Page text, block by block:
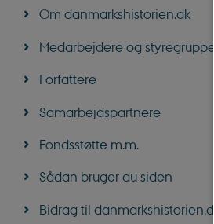
Om danmarkshistorien.dk
Medarbejdere og styregruppe
Forfattere
Samarbejdspartnere
Fondsstøtte m.m.
Sådan bruger du siden
Bidrag til danmarkshistorien.dk